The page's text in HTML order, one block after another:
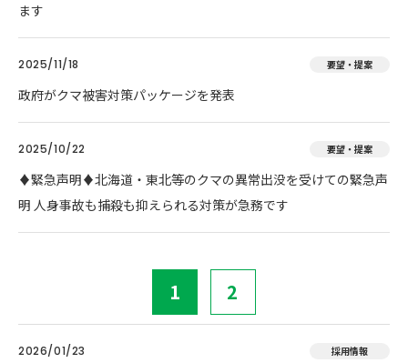
ます
2025/11/18 要望・提案
政府がクマ被害対策パッケージを発表
2025/10/22 要望・提案
♦️緊急声明♦️北海道・東北等のクマの異常出没を受けての緊急声
明 人身事故も捕殺も抑えられる対策が急務です
1 2
2026/01/23 採用情報